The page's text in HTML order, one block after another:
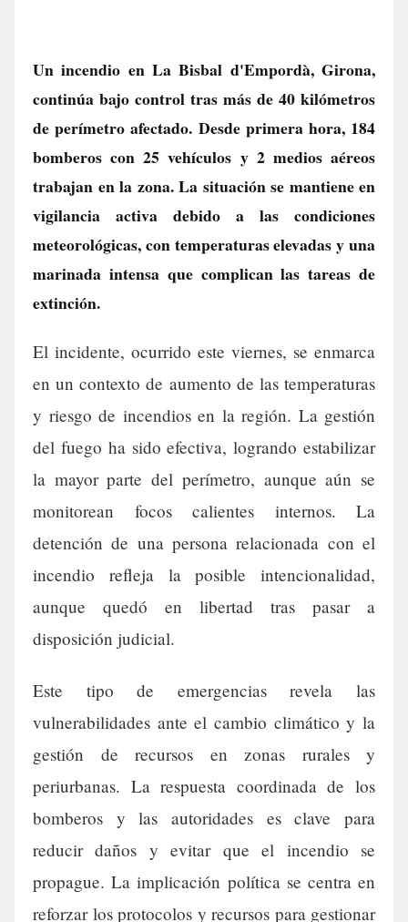
Un incendio en La Bisbal d'Empordà, Girona,
continúa bajo control tras más de 40 kilómetros
de perímetro afectado. Desde primera hora, 184
bomberos con 25 vehículos y 2 medios aéreos
trabajan en la zona. La situación se mantiene en
vigilancia activa debido a las condiciones
meteorológicas, con temperaturas elevadas y una
marinada intensa que complican las tareas de
extinción.
El incidente, ocurrido este viernes, se enmarca
en un contexto de aumento de las temperaturas
y riesgo de incendios en la región. La gestión
del fuego ha sido efectiva, logrando estabilizar
la mayor parte del perímetro, aunque aún se
monitorean focos calientes internos. La
detención de una persona relacionada con el
incendio refleja la posible intencionalidad,
aunque quedó en libertad tras pasar a
disposición judicial.
Este tipo de emergencias revela las
vulnerabilidades ante el cambio climático y la
gestión de recursos en zonas rurales y
periurbanas. La respuesta coordinada de los
bomberos y las autoridades es clave para
reducir daños y evitar que el incendio se
propague. La implicación política se centra en
reforzar los protocolos y recursos para gestionar